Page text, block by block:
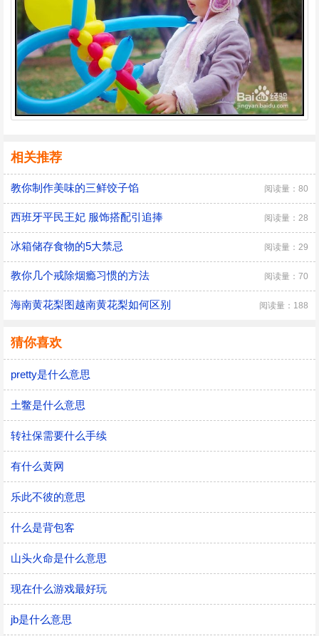
相关推荐
教你制作美味的三鲜饺子馅 阅读量：80
西班牙平民王妃 服饰搭配引追捧 阅读量：28
冰箱储存食物的5大禁忌 阅读量：29
教你几个戒除烟瘾习惯的方法 阅读量：70
海南黄花梨图越南黄花梨如何区别 阅读量：188
猜你喜欢
pretty是什么意思
土鳖是什么意思
转社保需要什么手续
有什么黄网
乐此不彼的意思
什么是背包客
山头火命是什么意思
现在什么游戏最好玩
jb是什么意思